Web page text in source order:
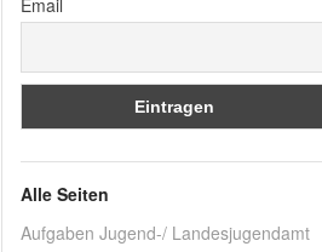
Email
Alle Seiten
Aufgaben Jugend-/ Landesjugendamt